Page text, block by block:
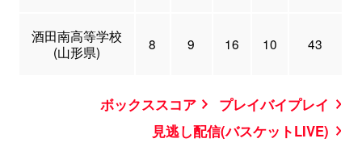
酒田南高等学校
(山形県)
8 9 16 10 43
ボックススコア
プレイバイプレイ
見逃し配信(バスケットLIVE)